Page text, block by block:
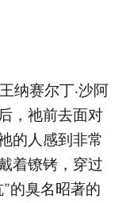
纳赛尔丁·沙阿
，祂前去面对
的人感到非常
着镣铐，穿过
的臭名昭著的